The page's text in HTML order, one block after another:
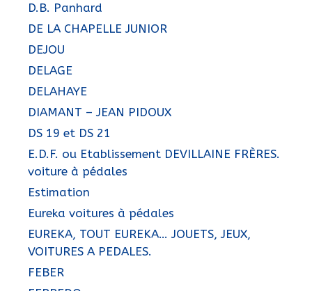
D.B. Panhard
DE LA CHAPELLE JUNIOR
DEJOU
DELAGE
DELAHAYE
DIAMANT – JEAN PIDOUX
DS 19 et DS 21
E.D.F. ou Etablissement DEVILLAINE FRÈRES.
voiture à pédales
Estimation
Eureka voitures à pédales
EUREKA, TOUT EUREKA… JOUETS, JEUX,
VOITURES A PEDALES.
FEBER